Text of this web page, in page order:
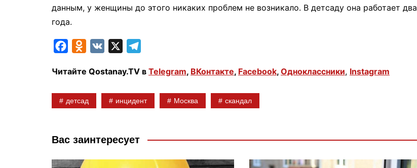
данным, у женщины до этого никаких проблем не возникало. В детсаду она работает два
года.
c
b
k
n
k
s
s
l
g
Читайте Qostanay.TV в Telegram, ВКонтакте, Facebook, Одноклассники, Instagram
детсад инцидент Москва скандал
Вас заинтересует